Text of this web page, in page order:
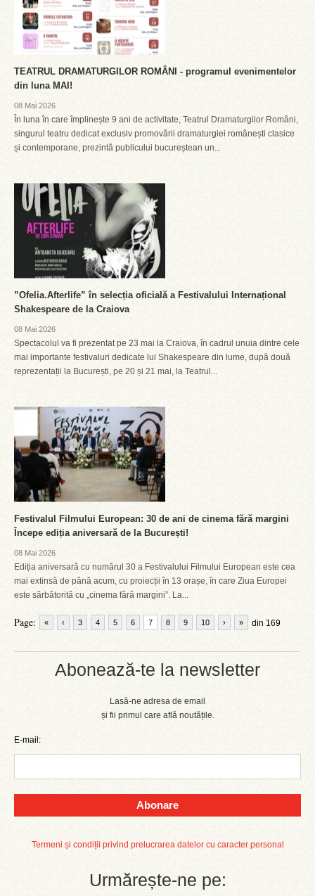
Abonează-te la newsletter
Lasă-ne adresa de email
și fii primul care află noutățile.
E-mail:
Abonare
Termeni și condiții privind prelucrarea datelor cu caracter personal
Urmărește-ne pe:
TEATRUL DRAMATURGILOR ROMÂNI - programul evenimentelor
din luna MAI!
08 Mai 2026
În luna în care împlinește 9 ani de activitate, Teatrul Dramaturgilor Români,
singurul teatru dedicat exclusiv promovării dramaturgiei românești clasice
și contemporane, prezintă publicului bucureștean un...
”Ofelia.Afterlife” în selecția oficială a Festivalului Internațional
Shakespeare de la Craiova
08 Mai 2026
Spectacolul va fi prezentat pe 23 mai la Craiova, în cadrul unuia dintre cele
mai importante festivaluri dedicate lui Shakespeare din lume, după două
reprezentații la București, pe 20 și 21 mai, la Teatrul...
Festivalul Filmului European: 30 de ani de cinema fără margini
Începe ediția aniversară de la București!
08 Mai 2026
Ediția aniversară cu numărul 30 a Festivalului Filmului European este cea
mai extinsă de până acum, cu proiecții în 13 orașe, în care Ziua Europei
este sărbătorită cu „cinema fără margini”. La...
Page: « ‹ 3 4 5 6 7 8 9 10 din 169
› »